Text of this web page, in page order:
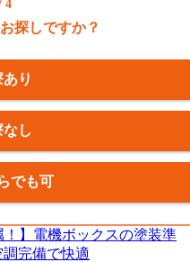
4
探しですか？
あり
なし
でも可